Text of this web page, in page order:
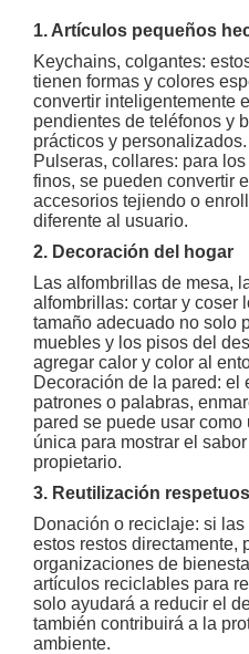
1. Artículos pequeños
Keychains, colgantes:
tienen formas y colores
convertir inteligentemente
pendientes de teléfonos y
prácticos y personalizados.
Pulseras, collares: para
finos, se pueden convertir
accesorios tejiendo o
diferente al usuario.
2. Decoración del hogar
Las alfombrillas de mesa,
alfombrillas: cortar y coser
tamaño adecuado no solo
muebles y los pisos del
agregar calor y color al
Decoración de la pared: el
patrones o palabras,
pared se puede usar
única para mostrar el
propietario.
3. Reutilización
Donación o reciclaje: si
estos restos directamente,
organizaciones de
artículos reciclables para
solo ayudará a reducir el
también contribuirá a la
ambiente.